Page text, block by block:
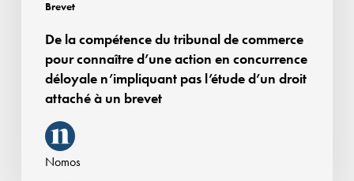
Brevet
concurrence
déloyale
n’impliquant
l’étude
De la compétence du tribunal de commerce
pour connaître d’une action en concurrence
déloyale n’impliquant pas l’étude d’un droit
attaché à un brevet
Nomos